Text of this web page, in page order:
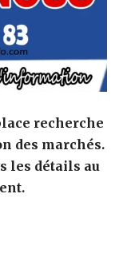
recherche
des marchés.
les détails au